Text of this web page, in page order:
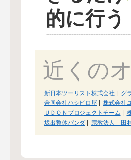
的に行う
近くの
新日本ツーリスト株式会社
グ
合同会社ハシビロ屋
株式会社
ＵＤＯＮプロジェクトチーム
坂出整体パンダ| 宗教法人 田